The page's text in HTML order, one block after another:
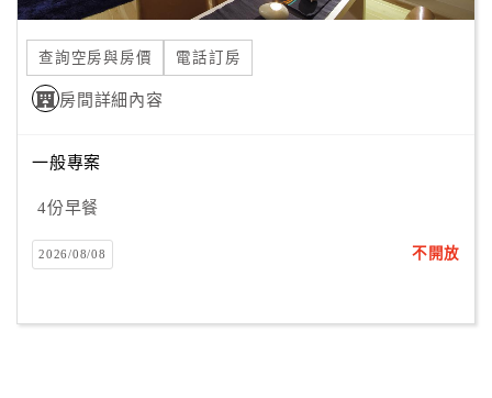
合
作
提
案
店
作
查詢空房與房價 電話訂房
房間詳細內容
一般專案
4份早餐
2026/08/08 不開放